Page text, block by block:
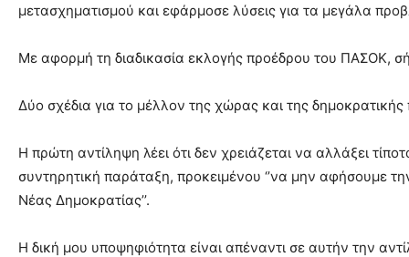
μετασχηματισμού και εφάρμοσε λύσεις για τα μεγάλα
Με αφορμή τη διαδικασία εκλογής προέδρου του ΠΑΣΟΚ,
Δύο σχέδια για το μέλλον της χώρας και της
Η πρώτη αντίληψη λέει ότι δεν χρειάζεται να αλλάξει
συντηρητική παράταξη, προκειμένου ‘’να μην αφήσουμε
Νέας Δημοκρατίας’’.
Η δική μου υποψηφιότητα είναι απέναντι σε αυτήν την